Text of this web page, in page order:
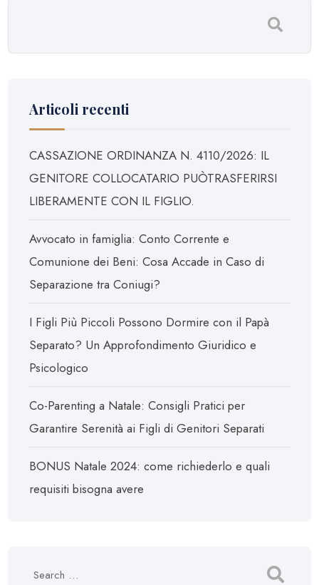
Articoli recenti
CASSAZIONE ORDINANZA N. 4110/2026: IL
GENITORE COLLOCATARIO PUÒTRASFERIRSI
LIBERAMENTE CON IL FIGLIO.
Avvocato in famiglia: Conto Corrente e
Comunione dei Beni: Cosa Accade in Caso di
Separazione tra Coniugi?
I Figli Più Piccoli Possono Dormire con il Papà
Separato? Un Approfondimento Giuridico e
Psicologico
Co-Parenting a Natale: Consigli Pratici per
Garantire Serenità ai Figli di Genitori Separati
BONUS Natale 2024: come richiederlo e quali
requisiti bisogna avere